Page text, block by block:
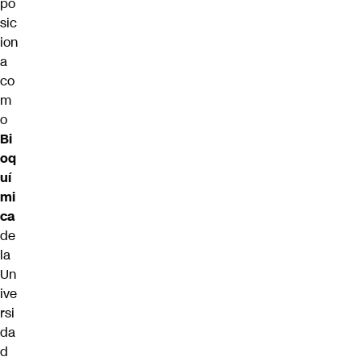
sic
ion
a
co
m
o
Bi
oq
uí
mi
ca
de
la
Un
ive
rsi
da
d